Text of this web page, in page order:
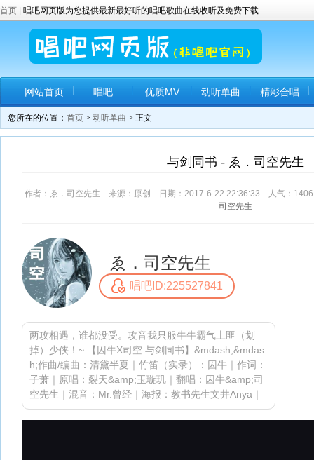
首页 | 唱吧网页版为您提供最新最好听的唱吧歌曲在线收听及免费下载
网站首页 唱吧 优质MV 动听单曲 精彩合唱
您所在的位置： 首页 > 动听单曲 > 正文
与剑同书 - ゑ．司空先生
作者：ゑ．司空先生 来源：原创 日期：2017-6-22 22:36:33 人气： 1406
司空先生
ゑ．司空先生
唱吧ID:225527841
两攻相遇，谁都没受。攻音我只服牛牛霸气土匪（划
掉）少侠！~ 【囚牛X司空:与剑同书】&mdash;&mdas
h;作曲/编曲：清黛半夏｜竹笛（实录）：囚牛｜作词：
子萧｜原唱：裂天&amp;玉璇玑｜翻唱：囚牛&amp;司
空先生｜混音：Mr.曾经｜海报：教书先生文井Anya｜